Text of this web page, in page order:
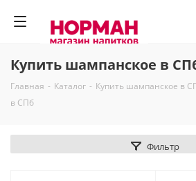
Купить шампанское в
Главная - Каталог - Купить шампанское в
в СПб
Фильтр